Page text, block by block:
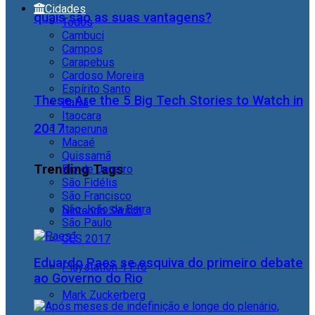
quais são as suas vantagens?
These Are the 5 Big Tech Stories to Watch in
2017
Trending Tags
Nintendo Switch
CES 2017
Playstation 4 Pro
Mark Zuckerberg
Cidades
Todos
Cambuci
Campos
Carapebus
Cardoso Moreira
Espírito Santo
Italva
Itaocara
Itaperuna
Macaé
Quissamã
Rio de Janeiro
São Fidélis
São Francisco
São João da Barra
São Paulo
Eduardo Paes se esquiva do primeiro debate
ao Governo do Rio